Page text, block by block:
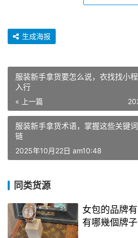
生成海报
服装新手拿货要怎么说，衣找找小
入行
« 上一篇
服装新手拿货术语，掌握这些关键
链
2025年10月22日 am10:48
同类货源
女包的品牌
有哪幾個牌